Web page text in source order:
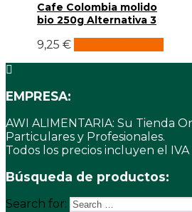
Cafe Colombia molido
bio 250g Alternativa 3
9,25 €
EMPRESA:
AWI ALIMENTARIA: Su Tienda
Particulares y Profesionales.
Todos los precios incluyen el
Búsqueda de productos:
Search for: